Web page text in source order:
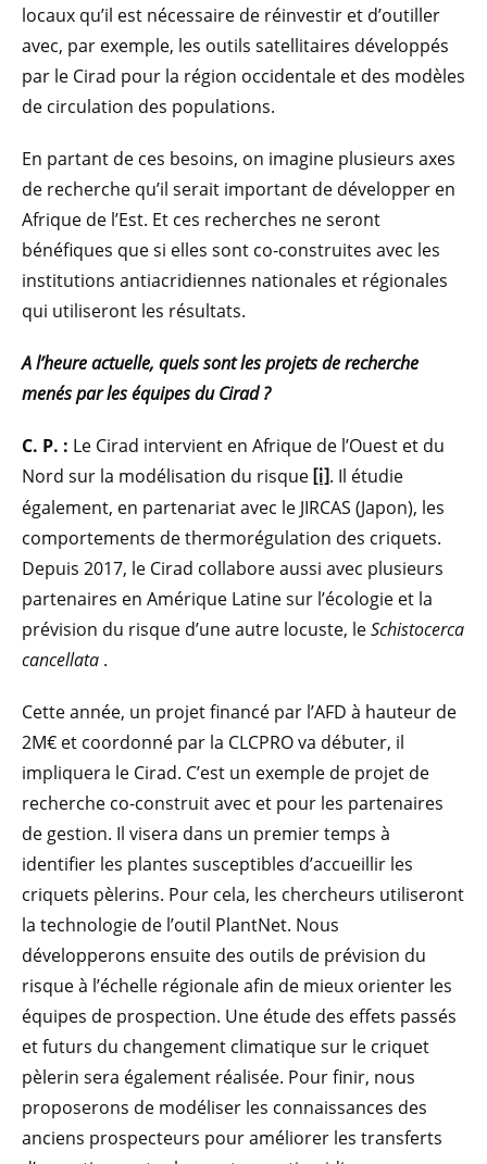
locaux qu’il est nécessaire de réinvestir et d’outiller
avec, par exemple, les outils satellitaires développés
par le Cirad pour la région occidentale et des modèles
de circulation des populations.
En partant de ces besoins, on imagine plusieurs axes
de recherche qu’il serait important de développer en
Afrique de l’Est. Et ces recherches ne seront
bénéfiques que si elles sont co-construites avec les
institutions antiacridiennes nationales et régionales
qui utiliseront les résultats.
A l’heure actuelle, quels sont les projets de recherche
menés par les équipes du Cirad ?
C. P. : Le Cirad intervient en Afrique de l’Ouest et du
Nord sur la modélisation du risque [i]. Il étudie
également, en partenariat avec le JIRCAS (Japon), les
comportements de thermorégulation des criquets.
Depuis 2017, le Cirad collabore aussi avec plusieurs
partenaires en Amérique Latine sur l’écologie et la
prévision du risque d’une autre locuste, leSchistocerca
cancellata .
Cette année, un projet financé par l’AFD à hauteur de
2M€ et coordonné par la CLCPRO va débuter, il
impliquera le Cirad. C’est un exemple de projet de
recherche co-construit avec et pour les partenaires
de gestion. Il visera dans un premier temps à
identifier les plantes susceptibles d’accueillir les
criquets pèlerins. Pour cela, les chercheurs utiliseront
la technologie de l’outil PlantNet. Nous
développerons ensuite des outils de prévision du
risque à l’échelle régionale afin de mieux orienter les
équipes de prospection. Une étude des effets passés
et futurs du changement climatique sur le criquet
pèlerin sera également réalisée. Pour finir, nous
proposerons de modéliser les connaissances des
anciens prospecteurs pour améliorer les transferts